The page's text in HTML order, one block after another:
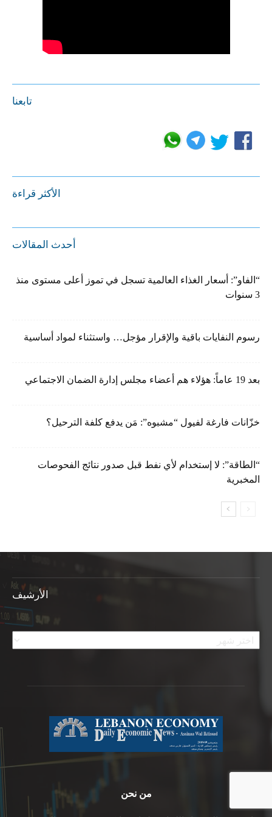
تابعنا
الأكثر قراءة
أحدث المقالات
“الفاو”: أسعار الغذاء العالمية تسجل في تموز أعلى مستوى منذ
3 سنوات
رسوم النفايات باقية والإقرار مؤجل… واستثناء لمواد أساسية
بعد 19 عاماً: هؤلاء هم أعضاء مجلس إدارة الضمان الاجتماعي
خزّانات فارغة لفيول “مشبوه”: مَن يدفع كلفة الترحيل؟
“الطاقة”: لا إستخدام لأي نفط قبل صدور نتائج الفحوصات
المخبرية
الأرشيف
الأرشيف
من نحن